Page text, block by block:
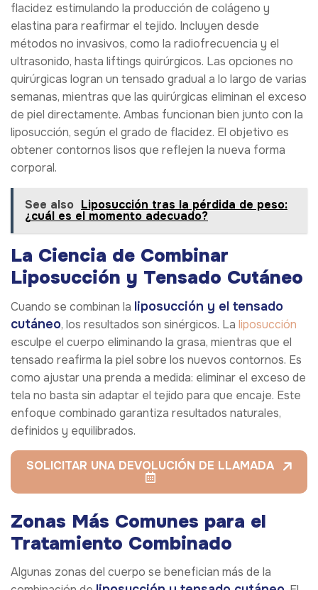
flacidez estimulando la producción de colágeno y
elastina para reafirmar el tejido. Incluyen desde
métodos no invasivos, como la radiofrecuencia y el
ultrasonido, hasta liftings quirúrgicos. Las opciones no
quirúrgicas logran un tensado gradual a lo largo de varias
semanas, mientras que las quirúrgicas eliminan el exceso
de piel directamente. Ambas funcionan bien junto con la
liposucción, según el grado de flacidez. El objetivo es
obtener contornos lisos que reflejen la nueva forma
corporal.
See also Liposucción tras la pérdida de peso:
¿cuál es el momento adecuado?
La Ciencia de Combinar
Liposucción y Tensado Cutáneo
Cuando se combinan la liposucción y el tensado
cutáneo, los resultados son sinérgicos. La liposucción
esculpe el cuerpo eliminando la grasa, mientras que el
tensado reafirma la piel sobre los nuevos contornos. Es
como ajustar una prenda a medida: eliminar el exceso de
tela no basta sin adaptar el tejido para que encaje. Este
enfoque combinado garantiza resultados naturales,
definidos y equilibrados.
SOLICITAR UNA DEVOLUCIÓN DE LLAMADA
Zonas Más Comunes para el
Tratamiento Combinado
Algunas zonas del cuerpo se benefician más de la